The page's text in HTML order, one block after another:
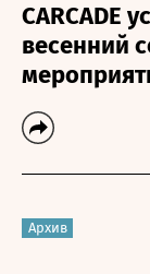
CARCADE
весенний
Архив